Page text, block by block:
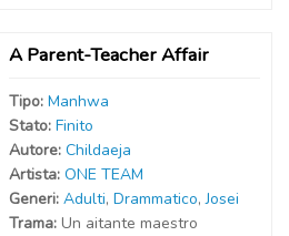
A Parent-Teacher Affair
Tipo: Manhwa
Stato: Finito
Autore: Childaeja
Artista: ONE TEAM
Generi: Adulti, Drammatico,Josei
Trama: Un aitante maestro